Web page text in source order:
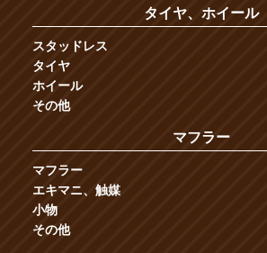
タイヤ、ホイール
スタッドレス
タイヤ
ホイール
その他
マフラー
マフラー
エキマニ、触媒
小物
その他